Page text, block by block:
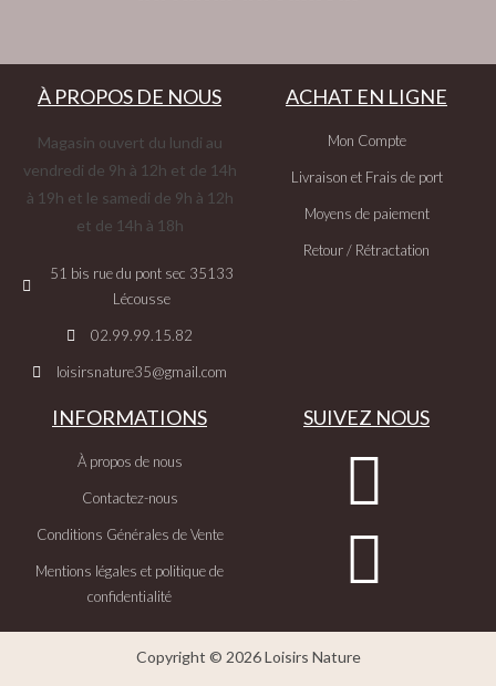
À PROPOS DE NOUS
Magasin ouvert du lundi au
vendredi de 9h à 12h et de 14h
à 19h et le samedi de 9h à 12h
et de 14h à 18h
51 bis rue du pont sec 35133
Lécousse
02.99.99.15.82
loisirsnature35@gmail.com
ACHAT EN LIGNE
Mon Compte
Livraison et Frais de port
Moyens de paiement
Retour / Rétractation
INFORMATIONS
À propos de nous
Contactez-nous
Conditions Générales de Vente
Mentions légales et politique de
confidentialité
SUIVEZ NOUS
Copyright © 2026 Loisirs Nature